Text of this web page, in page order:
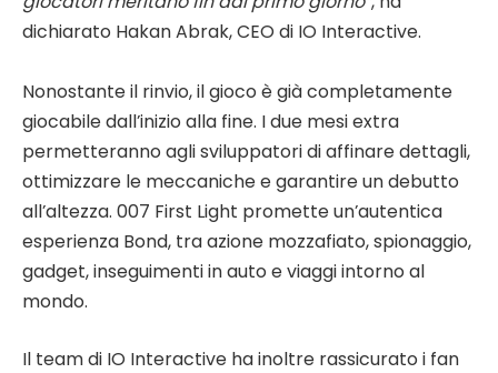
dichiarato Hakan Abrak, CEO di IO Interactive.
Nonostante il rinvio, il gioco è già completamente
giocabile dall’inizio alla fine. I due mesi extra
permetteranno agli sviluppatori di affinare dettagli,
ottimizzare le meccaniche e garantire un debutto
all’altezza. 007 First Light promette un’autentica
esperienza Bond, tra azione mozzafiato, spionaggio,
gadget, inseguimenti in auto e viaggi intorno al
mondo.
Il team di IO Interactive ha inoltre rassicurato i fan